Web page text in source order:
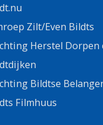
Zilt/Even Bildts
Herstel Dorpen
Bildtse
Filmhuus